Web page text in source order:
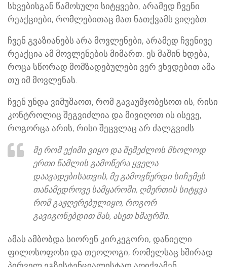
სხვებისგან წამოსული სიტყვები, არამედ ჩვენი
რეაქციები, რომლებითაც მათ ნათქვამს ვიღებთ.
ჩვენ გვაზიანებს არა მოვლენები, არამედ ჩვენივე
რეაქცია ამ მოვლენების მიმართ. ეს მაშინ ხდება,
როცა სწორად მომზადებულები ვერ ვხვდებით ამა
თუ იმ მოვლენას.
ჩვენ უნდა ვიმუშაოთ, რომ გავაუმჯობესოთ ის, რისი
კონტროლიც შეგვიძლია და მივიღოთ ის ისევე,
როგორცა არის, რისი შეცვლაც არ ძალგვიძს.
მე რომ ექიმი ვიყო და შემეძლოს მხოლოდ
ერთი წამლის გამოწერა ყველა
დაავადებისათვის, მე გამოვწერდი სიჩუმეს.
თანამედროვე სამყაროში, ღმერთის სიტყვა
რომ გაჟღერებულიყო, როგორ
გავიგონებდით მას, ასეთ ხმაურში.
ამას ამბობდა სიორენ კირკეგორი, დანიელი
ფილოსოფოსი და თეოლოგი, რომელსაც ხშირად